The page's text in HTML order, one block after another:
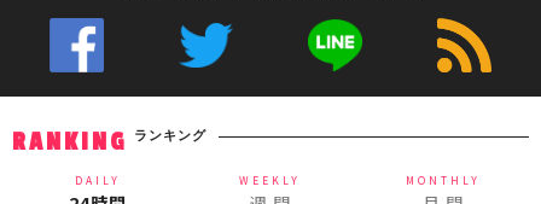
RANKING ランキング
DAILY WEEKLY MONTHLY